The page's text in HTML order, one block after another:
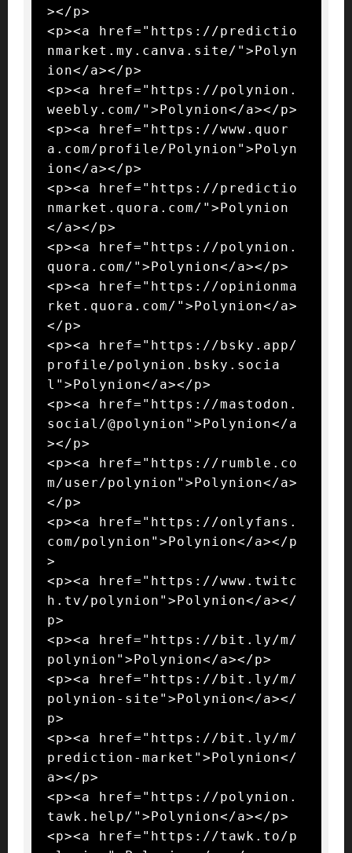
></p>
<p><a href="https://predictio
nmarket.my.canva.site/">Polyn
ion</a></p>
<p><a href="https://polynion.
weebly.com/">Polynion</a></p>
<p><a href="https://www.quor
a.com/profile/Polynion">Polyn
ion</a></p>
<p><a href="https://predictio
nmarket.quora.com/">Polynion
</a></p>
<p><a href="https://polynion.
quora.com/">Polynion</a></p>
<p><a href="https://opinionma
rket.quora.com/">Polynion</a>
</p>
<p><a href="https://bsky.app/
profile/polynion.bsky.socia
l">Polynion</a></p>
<p><a href="https://mastodon.
social/@polynion">Polynion</a
></p>
<p><a href="https://rumble.co
m/user/polynion">Polynion</a>
</p>
<p><a href="https://onlyfans.
com/polynion">Polynion</a></p
>
<p><a href="https://www.twitc
h.tv/polynion">Polynion</a></
p>
<p><a href="https://bit.ly/m/
polynion">Polynion</a></p>
<p><a href="https://bit.ly/m/
polynion-site">Polynion</a></
p>
<p><a href="https://bit.ly/m/
prediction-market">Polynion</
a></p>
<p><a href="https://polynion.
tawk.help/">Polynion</a></p>
<p><a href="https://tawk.to/p